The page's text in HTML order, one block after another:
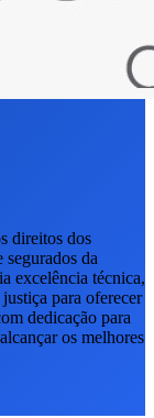
direitos dos
segurados da
excelência técnica,
para oferecer
dedicação para
os melhores